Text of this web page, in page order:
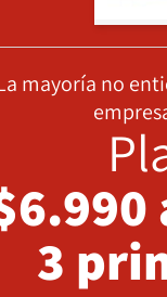
mayoría no
3